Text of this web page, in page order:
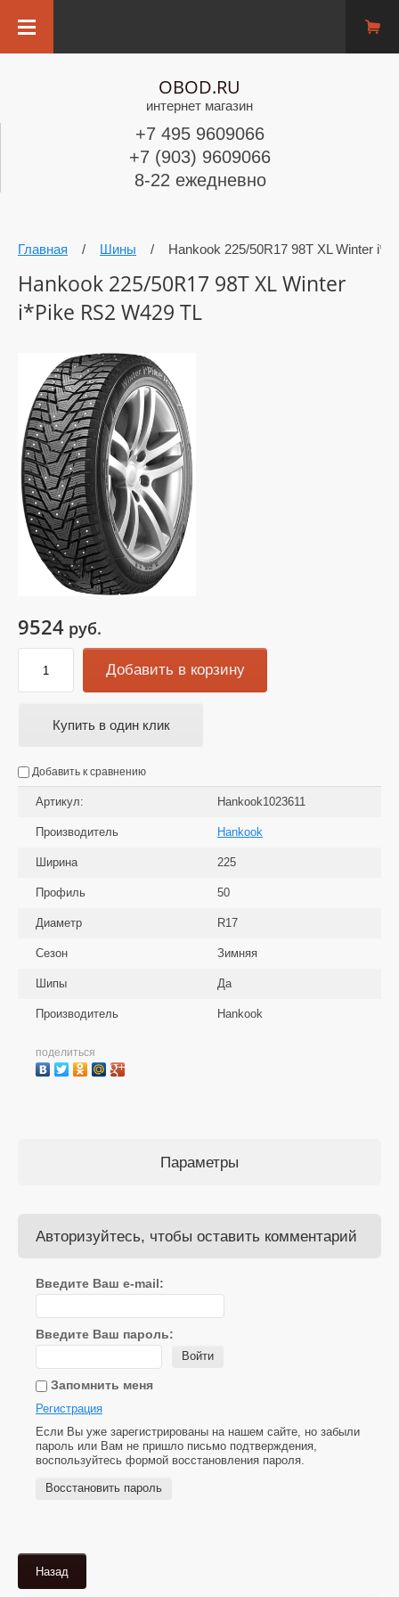
OBOD.RU
интернет магазин
+7 495 9609066
+7 (903) 9609066
8-22 ежедневно
Главная / Шины / Hankook 225/50R17 98T XL Winter
Hankook 225/50R17 98T XL Winter
i*Pike RS2 W429 TL
9524 руб.
Добавить в корзину
Купить в один клик
Добавить к сравнению
Артикул: Hankook1023611
Производитель Hankook
Ширина 225
Профиль 50
Диаметр R17
Сезон Зимняя
Шипы Да
Производитель Hankook
поделиться
Параметры
Авторизуйтесь, чтобы оставить комментарий
Введите Ваш e-mail:
Введите Ваш пароль:
Войти
Запомнить меня
Регистрация
Если Вы уже зарегистрированы на нашем сайте, но забыли
пароль или Вам не пришло письмо подтверждения,
воспользуйтесь формой восстановления пароля.
Восстановить пароль
Назад